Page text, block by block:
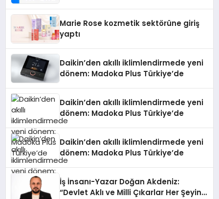
Marie Rose kozmetik sektörüne giriş
yaptı
Daikin’den akıllı iklimlendirmede yeni
dönem: Madoka Plus Türkiye’de
Daikin’den akıllı iklimlendirmede yeni
dönem: Madoka Plus Türkiye’de
Daikin’den akıllı iklimlendirmede yeni
dönem: Madoka Plus Türkiye’de
İş İnsanı-Yazar Doğan Akdeniz:
“Devlet Aklı ve Milli Çıkarlar Her Şeyin